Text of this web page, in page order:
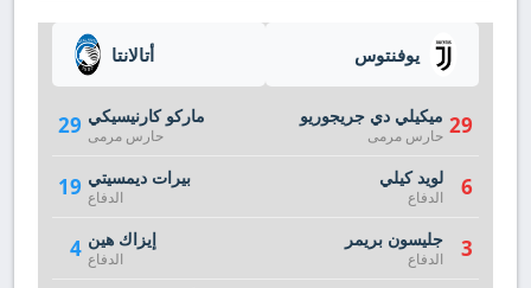
أتالانتا
29 ماركو كارنيسيكي
حارس مرمى
19 بيرات ديمسيتي
الدفاع
4 إيزاك هين
الدفاع
يوفنتوس
29 ميكيلي دي جريجوريو
حارس مرمى
6 لويد كيلي
الدفاع
3 جليسون بريمر
الدفاع